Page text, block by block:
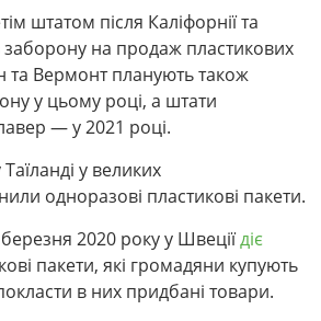
штатом після Каліфорнії та
заборону на продаж пластикових
та Вермонт планують також
у цьому році, а штати
— у 2021 році.
у великих
одноразові пластикові пакети.
2020 року у Швеціїдіє
пакети, які громадяни купують
в них придбані товари.